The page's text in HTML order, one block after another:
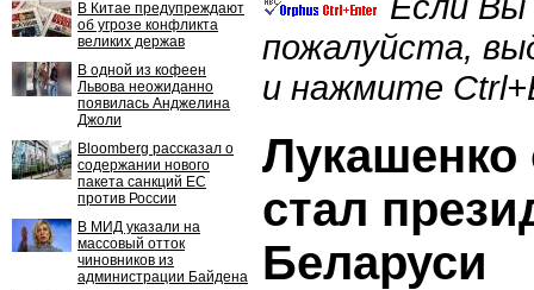
В Китае предупреждают
об угрозе конфликта
великих держав
В одной из кофеен
Львова неожиданно
появилась Анджелина
Джоли
Bloomberg рассказал о
содержании нового
пакета санкций ЕС
против России
В МИД указали на
массовый отток
чиновников из
администрации Байдена
пожалуйста,
и нажмите
стал
Беларуси